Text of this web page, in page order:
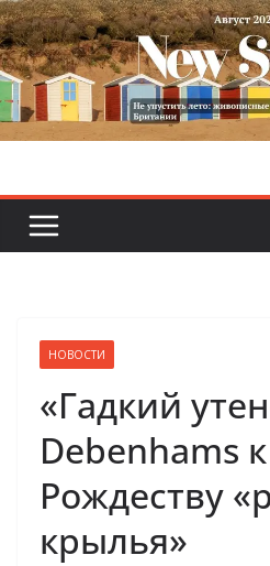
Skip
to
content
НОВОСТИ
«Гадкий
Debenhams к
Рождеству
крылья»